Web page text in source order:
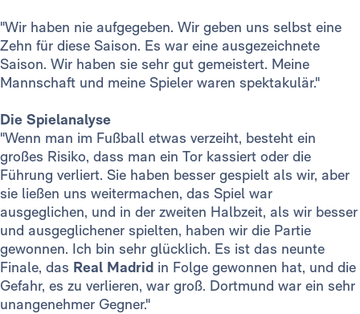
"Wir haben nie aufgegeben. Wir geben uns selbst eine
Zehn für diese Saison. Es war eine ausgezeichnete
Saison. Wir haben sie sehr gut gemeistert. Meine
Mannschaft und meine Spieler waren spektakulär."
Die Spielanalyse
"Wenn man im Fußball etwas verzeiht, besteht ein
großes Risiko, dass man ein Tor kassiert oder die
Führung verliert. Sie haben besser gespielt als wir, aber
sie ließen uns weitermachen, das Spiel war
ausgeglichen, und in der zweiten Halbzeit, als wir besser
und ausgeglichener spielten, haben wir die Partie
gewonnen. Ich bin sehr glücklich. Es ist das neunte
Finale, das Real Madrid in Folge gewonnen hat, und die
Gefahr, es zu verlieren, war groß. Dortmund war ein sehr
unangenehmer Gegner."